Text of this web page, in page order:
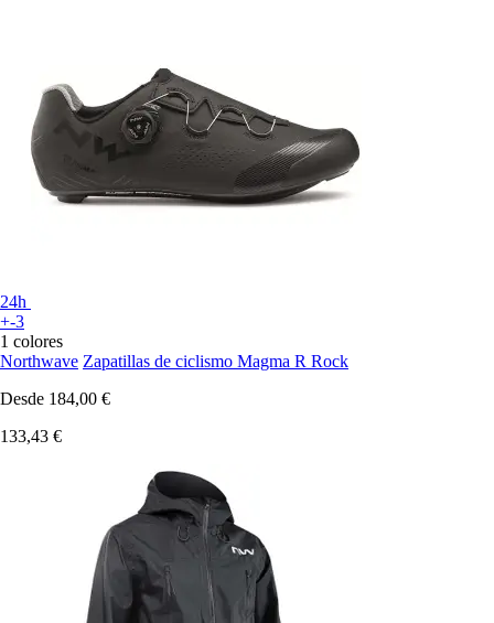
24h
+-3
1 colores
Northwave Zapatillas de ciclismo Magma R Rock
Desde 184,00 €
133,43 €